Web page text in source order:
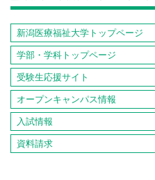
新潟医療福祉大学トップページ
学部・学科トップページ
受験生応援サイト
オープンキャンパス情報
入試情報
資料請求